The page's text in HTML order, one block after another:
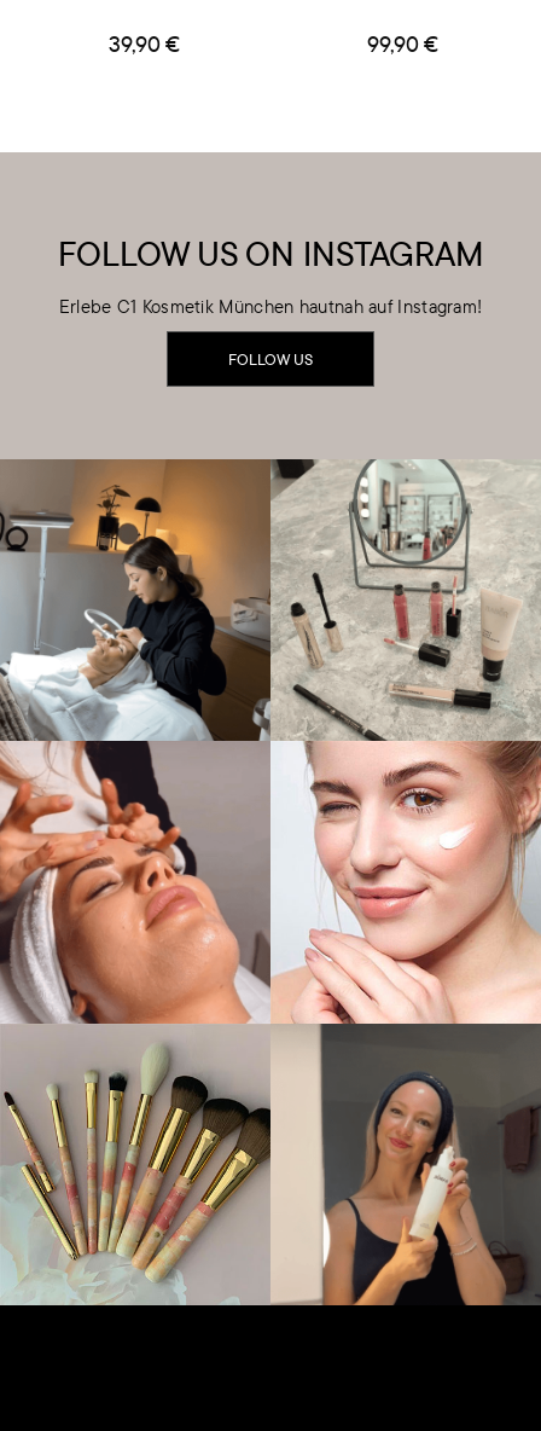
39,90 € 99,90 €
FOLLOW US ON INSTAGRAM
Erlebe C1 Kosmetik München hautnah auf Instagram!
FOLLOW US